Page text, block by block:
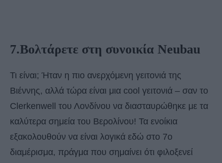
7.Βολτάρετε στη συνοικία Neubau
Τι είναι; Ήταν η πιο ανερχόμενη γειτονιά της
Βιέννης, αλλά τώρα είναι μια cool γειτονιά – σαν το
Clerkenwell του Λονδίνου να διασταυρώθηκε με τα
καλύτερα σημεία του Βερολίνου! Τα ενοίκια
εξακολουθούν να είναι λογικά εδώ στο 7ο
διαμέρισμα, πράγμα που σημαίνει ότι φιλοξενεί